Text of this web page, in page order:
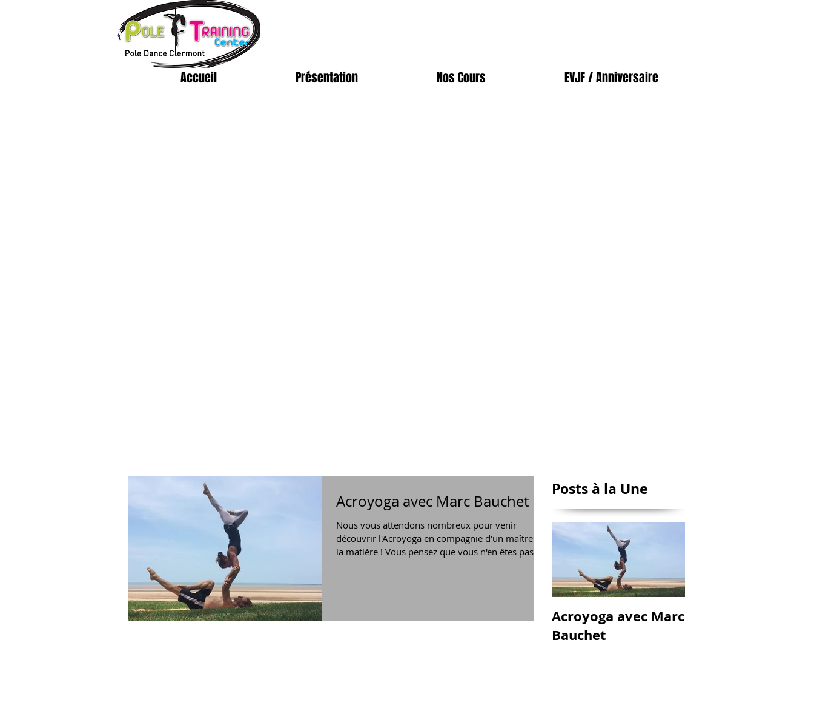
Accueil Présentation Nos Cours EVJF / Anniversaire
Acroyoga avec Marc Bauchet
Nous vous attendons nombreux pour venir
découvrir l'Acroyoga en compagnie d'un maître en
la matière ! Vous pensez que vous n'en êtes pas...
Posts à la Une
Acroyoga avec Marc
Bauchet